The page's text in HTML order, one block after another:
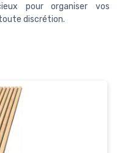
pour organiser vos
discrétion.